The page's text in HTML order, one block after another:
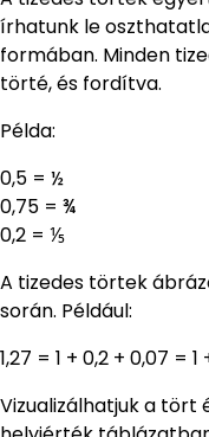
írhatunk le
formában. Minden
törté, és fordítva.
Példa:
0,5 = ½
0,75 = ¾
0,2 = ⅕
A tizedes törtek
során. Például:
1,27 = 1 + 0,2 + 0,07 = 1
Vizualizálhatjuk a tört